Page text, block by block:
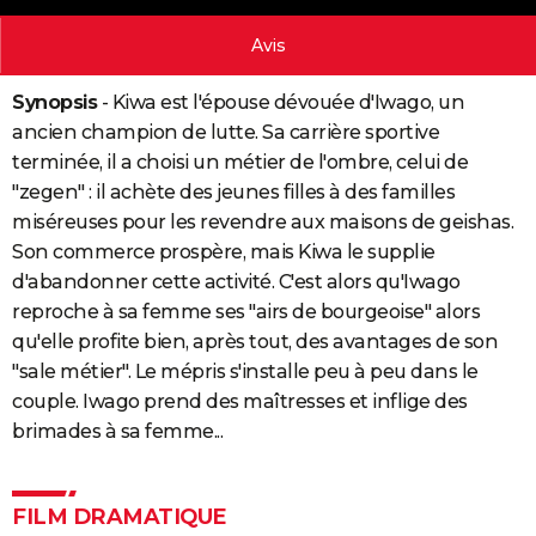
GUIDES D'ACHAT
BONS PLANS
CARTE DE VOEUX
Carte de Noël
Carte Bonne année
Carte Saint-Valentin
Carte Pâques
Carte d'anniversaire
DICTIONNAIRE
PROGRAMME TV
COPAINS D'AVANT
S'inscrire
Se connecter
Lycées
Collèges
Primaires
Universités
Entreprises
Service militaire
Avis de recherche
AVIS DE DÉCÈS
FORUM
Avis
Synopsis- Kiwa est l'épouse dévouée d'Iwago, un
ancien champion de lutte. Sa carrière sportive
terminée, il a choisi un métier de l'ombre, celui de
"zegen" : il achète des jeunes filles à des familles
miséreuses pour les revendre aux maisons de geishas.
Son commerce prospère, mais Kiwa le supplie
d'abandonner cette activité. C'est alors qu'Iwago
reproche à sa femme ses "airs de bourgeoise" alors
qu'elle profite bien, après tout, des avantages de son
"sale métier". Le mépris s'installe peu à peu dans le
couple. Iwago prend des maîtresses et inflige des
brimades à sa femme...
FILM DRAMATIQUE